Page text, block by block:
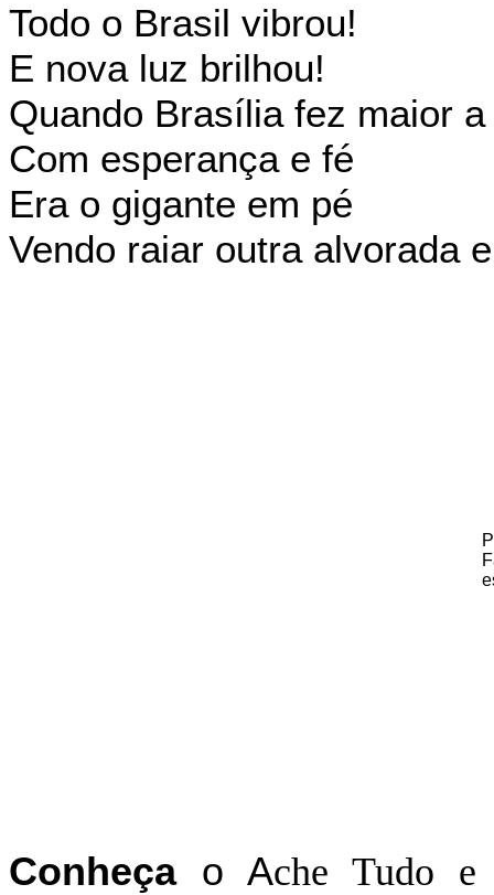
Todo o Brasil vibrou!
E nova luz brilhou!
Quando Brasília fez maior
Com esperança e fé
Era o gigante em pé
Vendo raiar outra alvorada
Conheçao Ache Tudo e